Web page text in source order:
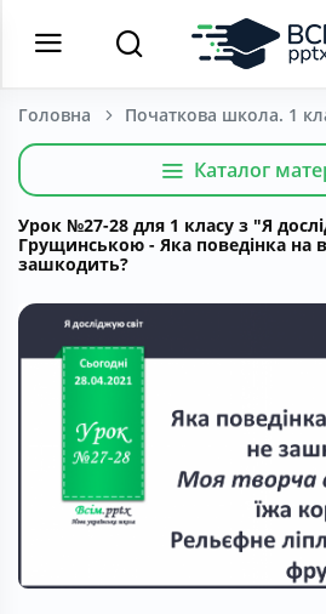
Головна Початкова школа. 1
Каталог
Урок №27-28 для 1 класу з "Я
Грущинською - Яка поведінка на
зашкодить?